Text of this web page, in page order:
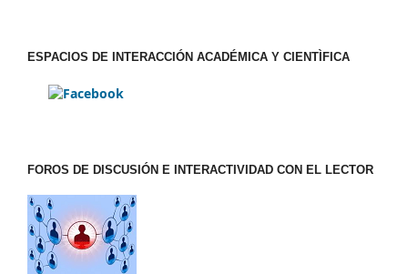
ESPACIOS DE INTERACCIÓN ACADÉMICA Y CIENTÌFICA
FOROS DE DISCUSIÓN E INTERACTIVIDAD CON EL LECTOR